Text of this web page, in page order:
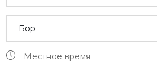
Бор
Местное время